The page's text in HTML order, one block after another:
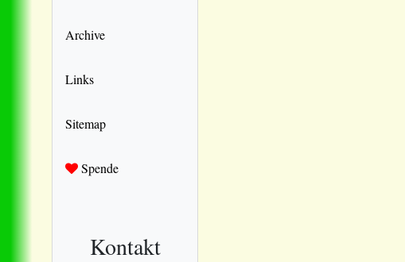
Archive
Links
Sitemap
Spende
Kontakt